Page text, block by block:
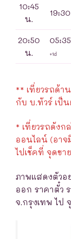
10:45
น.
19:30
20:50
น.
05:35
+1d
** เที่ยวรถด้า
กับ บ.ทัวร์ เป็
* เที่ยวรถดังก
ออนไลน์ (อาจ
ไปเช็คที่ จุดข
ภาพแสดงตัวอ
ออก ราคาตั๋ว
จ.กรุงเทพ ไป